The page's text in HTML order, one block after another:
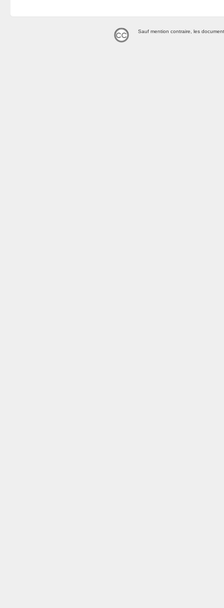
Sauf mention contraire, les